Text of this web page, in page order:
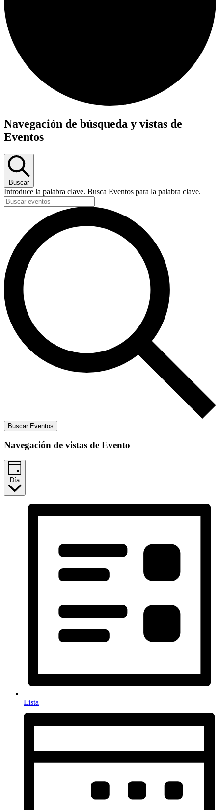
Navegación de búsqueda y vistas de
Eventos
Buscar
Introduce la palabra clave. Busca Eventos para la palabra clave.
Buscar Eventos
Navegación de vistas de Evento
Día
Lista